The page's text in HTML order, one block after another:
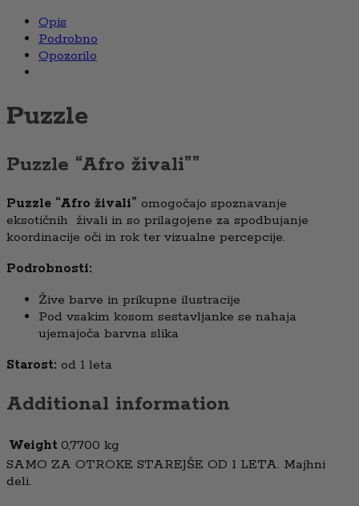
Opis
Podrobno
Opozorilo
Puzzle
Puzzle “Afro živali””
Puzzle “Afro živali” omogočajo spoznavanje
eksotičnih živali in so prilagojene za spodbujanje
koordinacije oči in rok ter vizualne percepcije.
Podrobnosti:
Žive barve in prikupne ilustracije
Pod vsakim kosom sestavljanke se nahaja
ujemajoča barvna slika
Starost: od 1 leta
Additional information
Weight 0,7700 kg
SAMO ZA OTROKE STAREJŠE OD 1 LETA. Majhni
deli.